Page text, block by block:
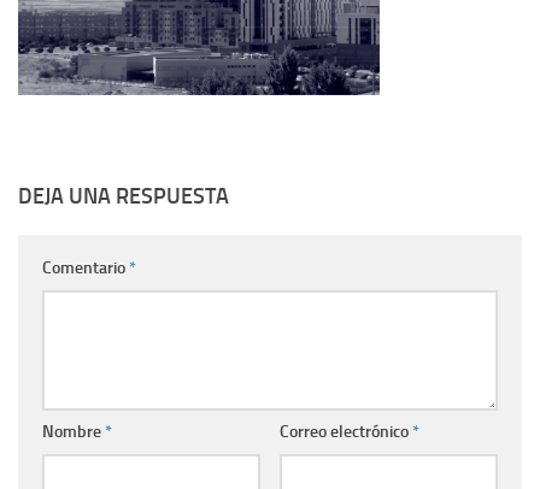
DEJA UNA RESPUESTA
Comentario*
Nombre* Correo electrónico*